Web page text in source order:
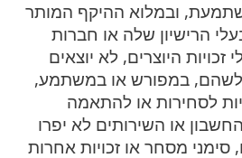
ובמלוא ההיקף המותר
הרישיון שלה או חברות
זכויות היוצרים, לא יוצאים
במפורש או במשתמע,
לסחירות או להתאמה
או השירותים לא יפרו
סימני מסחר או זכויות אחרות